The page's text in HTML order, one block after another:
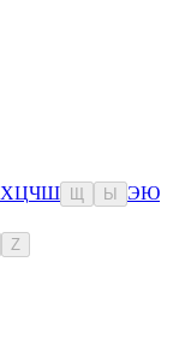
ХЦЧШ Ы ЭЮ
Z